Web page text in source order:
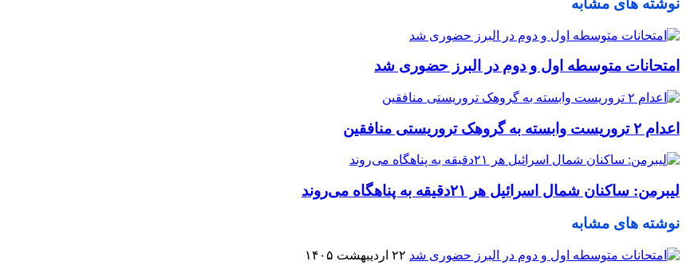
نوشته های مشابه
امتحانات متوسطه اول و دوم در البرز حضوری شد
اعدام ۲ تروریست وابسته به گروهک تروریستی منافقین
لیبرمن: ساکنان شمال اسرائیل هر ۲۱دقیقه به پناهگاه می‌روند
نوشته های مشابه
۲۲ اردیبهشت ۱۴۰۵